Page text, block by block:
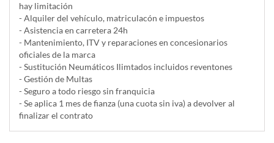
hay limitación
- Alquiler del vehí­culo, matriculacón e impuestos
- Asistencia en carretera 24h
- Mantenimiento, ITV y reparaciones en concesionarios
oficiales de la marca
- Sustitución Neumáticos Ilimtados incluidos reventones
- Gestión de Multas
- Seguro a todo riesgo sin franquicia
- Se aplica 1 mes de fianza (una cuota sin iva) a devolver al
finalizar el contrato